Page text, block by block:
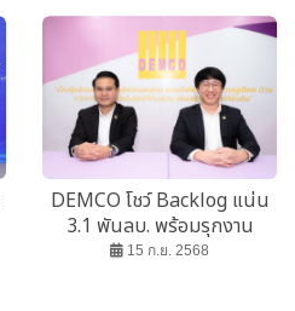
DEMCO โชว์ Backlog แน่น
3.1 พันลบ. พร้อมรุกงาน
EPC–Smart Energy
15 ก.ย. 2568